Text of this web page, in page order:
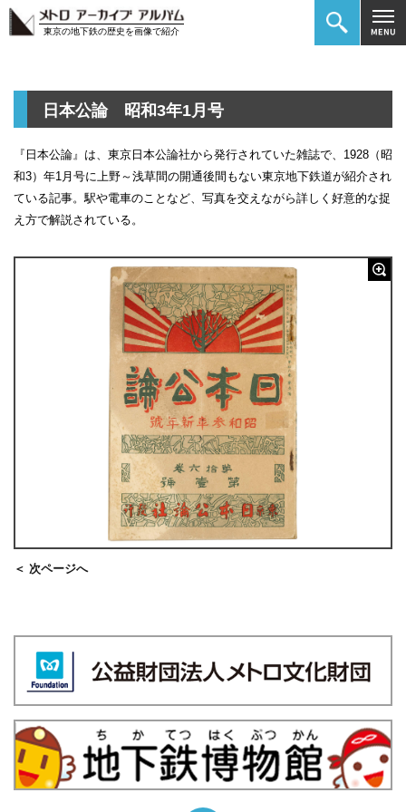
東京の地下鉄の歴史を画像で紹介
日本公論 昭和3年1月号
『日本公論』は、東京日本公論社から発行されていた雑誌で、1928（昭
和3）年1月号に上野～浅草間の開通後間もない東京地下鉄道が紹介され
ている記事。駅や電車のことなど、写真を交えながら詳しく好意的な捉
え方で解説されている。
＜ 次ページへ